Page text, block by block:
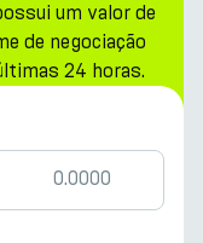
um valor de
de negociação
24 horas.